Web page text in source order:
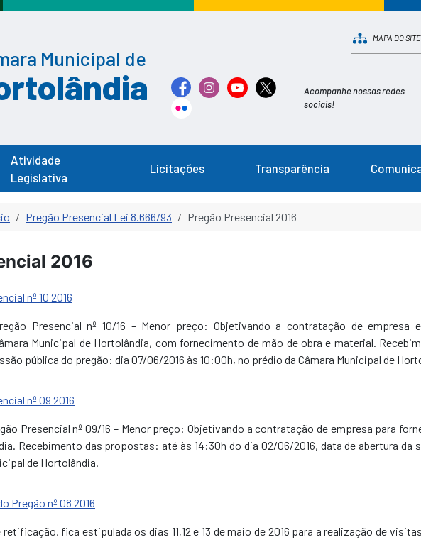
Municipal de
MAPA DO SITE
Acompanhe nossas redes
sociais!
Atividade
Legislativa
Licitações Transparência
Pregão Presencial Lei 8.666/93 Pregão Presencial 2016
2016
nº 10 2016
Presencial nº 10/16 – Menor preço: Objetivando a contratação de empresa
Municipal de Hortolândia, com fornecimento de mão de obra e material.
pública do pregão: dia 07/06/2016 às 10:00h, no prédio da Câmara Municipal de
nº 09 2016
Presencial nº 09/16 – Menor preço: Objetivando a contratação de empresa para
Recebimento das propostas: até às 14:30h do dia 02/06/2016, data de abertura da
de Hortolândia.
Pregão nº 08 2016
fica estipulada os dias 11,12 e 13 de maio de 2016 para a realização de